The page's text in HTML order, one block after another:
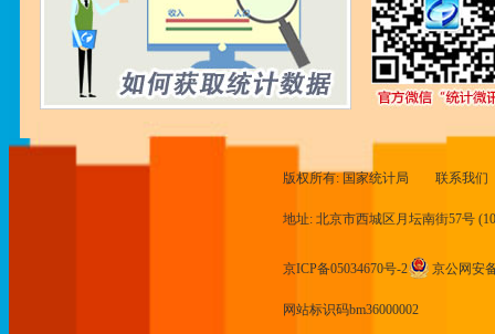
版权所有: 国家统计局 联系我们
地址: 北京市西城区月坛南街57号
京ICP备05034670号-2 京公网安
网站标识码bm36000002